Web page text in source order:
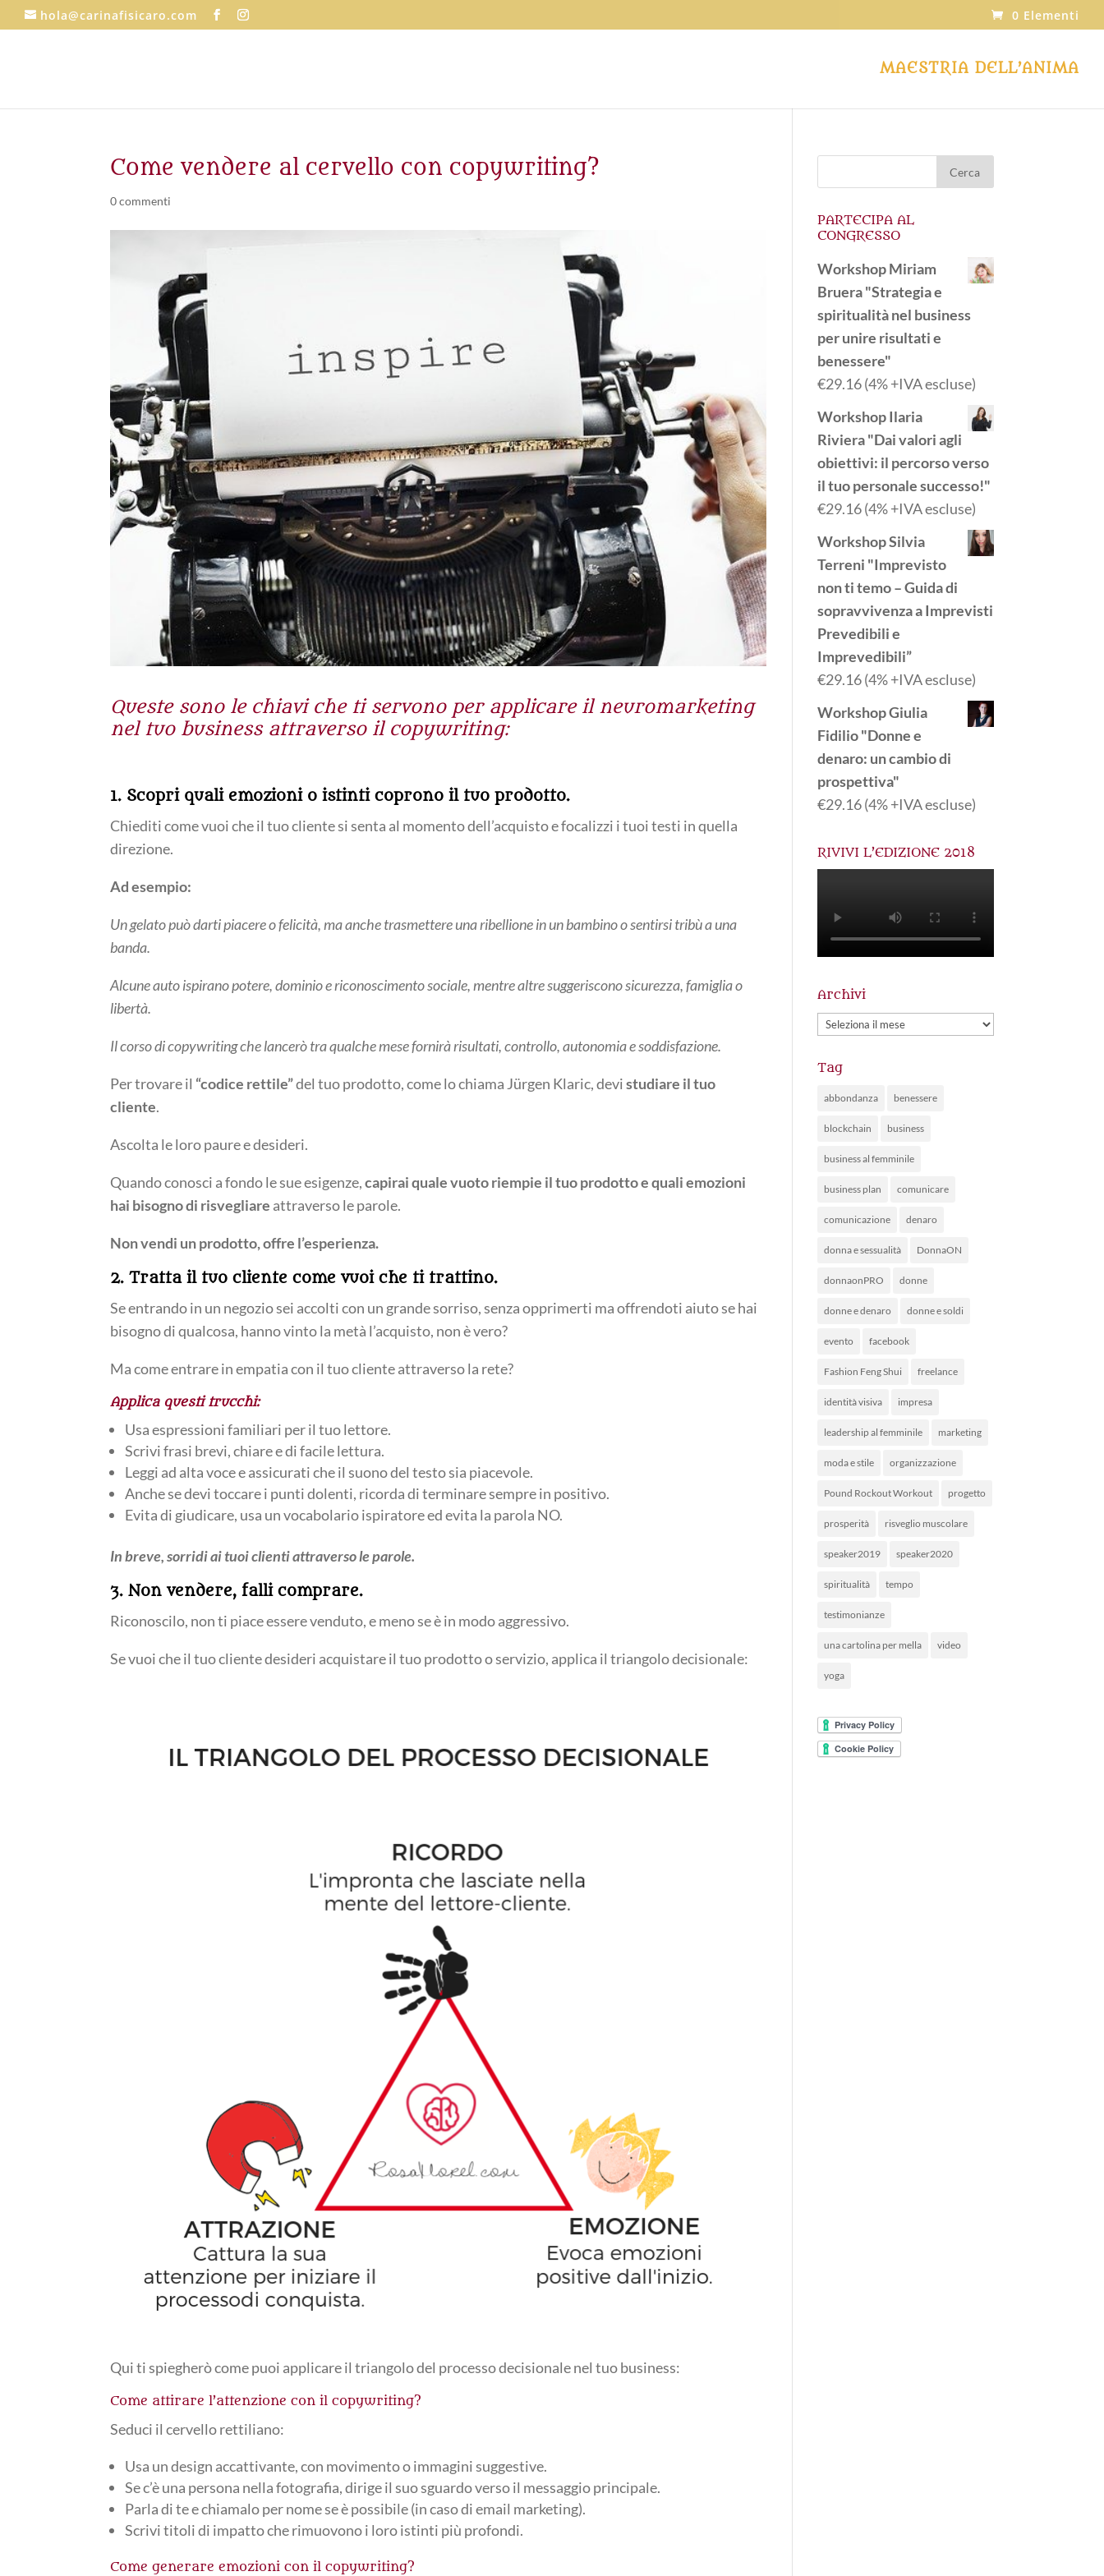
hola@carinafisicaro.com 0 Elementi
MAESTRIA DELL’ANIMA
Come vendere al cervello con copywriting?
0 commenti
Queste sono le chiavi che ti servono per applicare il neuromarketing
nel tuo business attraverso il copywriting:
1. Scopri quali emozioni o istinti coprono il tuo prodotto.
Chiediti come vuoi che il tuo cliente si senta al momento dell’acquisto e focalizzi i tuoi testi in quella
direzione.
Ad esempio:
Un gelato può darti piacere o felicità, ma anche trasmettere una ribellione in un bambino o sentirsi tribù a una
banda.
Alcune auto ispirano potere, dominio e riconoscimento sociale, mentre altre suggeriscono sicurezza, famiglia o
libertà.
Il corso di copywriting che lancerò tra qualche mese fornirà risultati, controllo, autonomia e soddisfazione.
Per trovare il “codice rettile”del tuo prodotto, come lo chiama Jürgen Klaric, devistudiare il tuo
cliente.
Ascolta le loro paure e desideri.
Quando conosci a fondo le sue esigenze,capirai quale vuoto riempie il tuo prodotto e quali emozioni
hai bisogno di risvegliare attraverso le parole.
Non vendi un prodotto, offre l’esperienza.
2. Tratta il tuo cliente come vuoi che ti trattino.
Se entrando in un negozio sei accolti con un grande sorriso, senza opprimerti ma offrendoti aiuto se hai
bisogno di qualcosa, hanno vinto la metà l’acquisto, non è vero?
Ma come entrare in empatia con il tuo cliente attraverso la rete?
Applica questi trucchi:
Usa espressioni familiari per il tuo lettore.
Scrivi frasi brevi, chiare e di facile lettura.
Leggi ad alta voce e assicurati che il suono del testo sia piacevole.
Anche se devi toccare i punti dolenti, ricorda di terminare sempre in positivo.
Evita di giudicare, usa un vocabolario ispiratore ed evita la parola NO.
In breve, sorridi ai tuoi clienti attraverso le parole.
3. Non vendere, falli comprare.
Riconoscilo, non ti piace essere venduto, e meno se è in modo aggressivo.
Se vuoi che il tuo cliente desideri acquistare il tuo prodotto o servizio, applica il triangolo decisionale:
Qui ti spiegherò come puoi applicare il triangolo del processo decisionale nel tuo business:
Come attirare l’attenzione con il copywriting?
Seduci il cervello rettiliano:
Usa un design accattivante, con movimento o immagini suggestive.
Se c’è una persona nella fotografia, dirige il suo sguardo verso il messaggio principale.
Parla di te e chiamalo per nome se è possibile (in caso di email marketing).
Scrivi titoli di impatto che rimuovono i loro istinti più profondi.
Come generare emozioni con il copywriting?
PARTECIPA AL
CONGRESSO
Workshop Miriam
Bruera "Strategia e
spiritualità nel business
per unire risultati e
benessere"
€29.16(4% +IVA escluse)
Workshop Ilaria
Riviera "Dai valori agli
obiettivi: il percorso verso
il tuo personale successo!"
€29.16(4% +IVA escluse)
Workshop Silvia
Terreni "Imprevisto
non ti temo – Guida di
sopravvivenza a Imprevisti
Prevedibili e
Imprevedibili”
€29.16(4% +IVA escluse)
Workshop Giulia
Fidilio "Donne e
denaro: un cambio di
prospettiva"
€29.16(4% +IVA escluse)
RIVIVI L’EDIZIONE 2018
Archivi
Archivi
Tag
abbondanza benessere
blockchain business
business al femminile
business plan comunicare
comunicazione denaro
donna e sessualità DonnaON
donnaonPRO donne
donne e denaro donne e soldi
evento facebook
Fashion Feng Shui freelance
identità visiva impresa
leadership al femminile marketing
moda e stile organizzazione
Pound Rockout Workout progetto
prosperità risveglio muscolare
speaker2019 speaker2020
spiritualità tempo
testimonianze
una cartolina per mella video
yoga